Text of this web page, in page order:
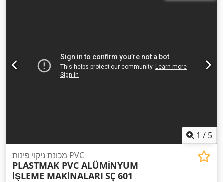
1 / 5
מכונת ניקוי פינות PVC
PLASTMAK PVC ALÜMİNYUM
İŞLEME MAKİNALARI SÇ 601